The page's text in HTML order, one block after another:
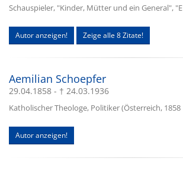
Schauspieler, "Kinder, Mütter und ein General", "E
Autor anzeigen! Zeige alle 8 Zitate!
Aemilian Schoepfer
29.04.1858 - † 24.03.1936
Katholischer Theologe, Politiker (Österreich, 1858
Autor anzeigen!